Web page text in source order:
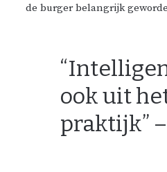
de burger belangrijk
ook uit
praktijk”